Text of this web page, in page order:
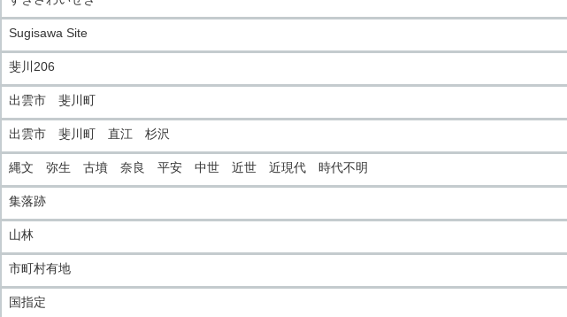
Sugisawa Site
斐川206
出雲市 斐川町
出雲市 斐川町 直江 杉沢
縄文 弥生 古墳 奈良 平安 中世 近世 近現代 時代不明
集落跡
山林
市町村有地
国指定